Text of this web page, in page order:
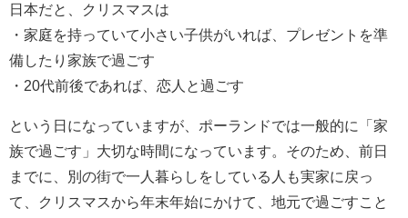
日本だと、クリスマスは
・家庭を持っていて小さい子供がいれば、プレゼントを準
備したり家族で過ごす
・20代前後であれば、恋人と過ごす
という日になっていますが、ポーランドでは一般的に「家
族で過ごす」大切な時間になっています。そのため、前日
までに、別の街で一人暮らしをしている人も実家に戻っ
て、クリスマスから年末年始にかけて、地元で過ごすこと